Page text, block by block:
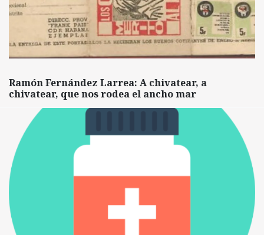
Ramón Fernández Larrea: A chivatear, a
chivatear, que nos rodea el ancho mar